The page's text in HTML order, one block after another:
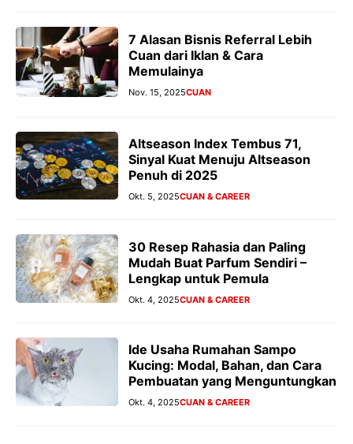
7 Alasan Bisnis Referral Lebih
Cuan dari Iklan & Cara
Memulainya
Nov. 15, 2025CUAN
Altseason Index Tembus 71,
Sinyal Kuat Menuju Altseason
Penuh di 2025
Okt. 5, 2025CUAN & CAREER
30 Resep Rahasia dan Paling
Mudah Buat Parfum Sendiri –
Lengkap untuk Pemula
Okt. 4, 2025CUAN & CAREER
Ide Usaha Rumahan Sampo
Kucing: Modal, Bahan, dan Cara
Pembuatan yang Menguntungkan
Okt. 4, 2025CUAN & CAREER